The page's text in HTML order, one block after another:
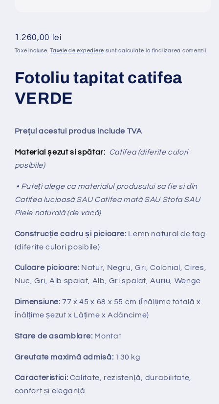
Preț
obișnuit
1.260,00 lei
Taxe incluse.Taxele de expediere sunt calculate la finalizarea comenzii.
Fotoliu tapitat catifea
VERDE
Prețul acestui produs include TVA
Material șezut si spătar: Catifea (diferite culori
posibile)
• Puteți alege ca materialul produsului sa fie si din
Catifea lucioasă SAU Catifea mată SAU Stofa SAU
Piele naturală (de vacă)
Construcție cadru și picioare: Lemn natural de fag
(diferite culori posibile)
Culoare picioare: Natur, Negru, Gri, Colonial, Cires,
Nuc, Gri, Alb spalat, Alb, Gri spalat, Auriu, Wenge
Dimensiune: 77 x 45 x 68 x 55 cm (Înălțime totală x
Înălțimeșezut x Lățime x Adâncime)
Stare de asamblare: Montat
Greutate maximă admisă: 130 kg
Caracteristici: Calitate, rezistență, durabilitate,
confort și eleganță